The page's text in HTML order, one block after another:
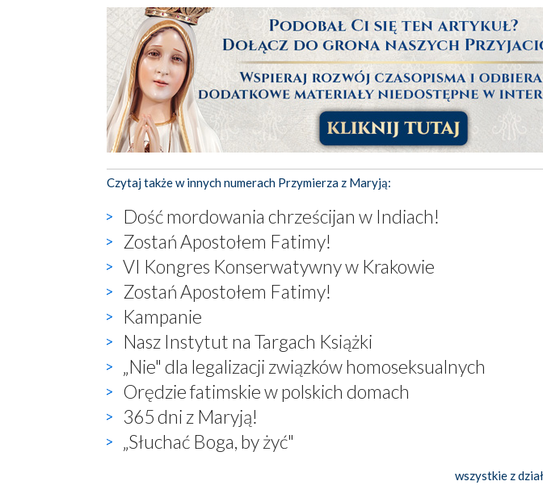
Czytaj także w innych numerach Przymierza z Maryją:
Dość mordowania chrześcijan w Indiach!
Zostań Apostołem Fatimy!
VI Kongres Konserwatywny w Krakowie
Zostań Apostołem Fatimy!
Kampanie
Nasz Instytut na Targach Książki
„Nie" dla legalizacji związków homoseksualnych
Orędzie fatimskie w polskich domach
365 dni z Maryją!
„Słuchać Boga, by żyć"
wszystkie z